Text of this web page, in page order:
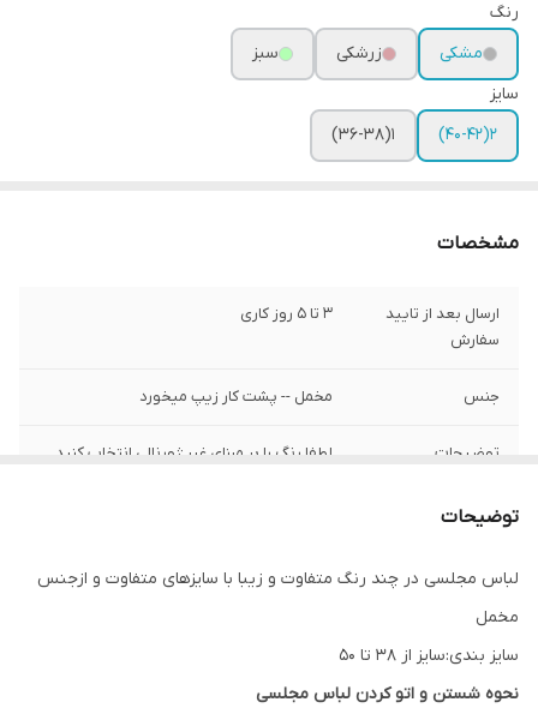
رنگ
مشکی
زرشکی
سبز
سایز
2(40-42)
1(36-38)
مشخصات
ارسال بعد از تایید
سفارش
3 تا 5 روز کاری
جنس مخمل -- پشت کار زیپ میخورد
توضیحات
لطفا رنگ را بر مبنای غیر ژورنالی انتخاب کنید__
توضیحات
لباس مجلسی در چند رنگ متفاوت و زیبا با سایزهای متفاوت و ازجنس
مخمل
سایز بندی:سایز از 38 تا 50
نحوه شستن و اتو کردن لباس مجلسی